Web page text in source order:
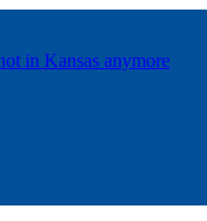
in Kansas anymore